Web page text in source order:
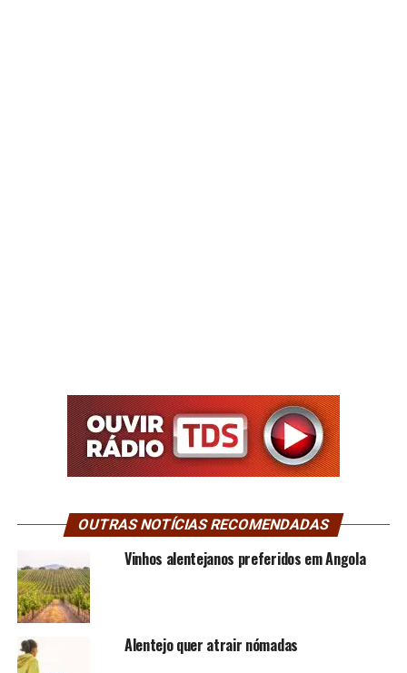
OUTRAS NOTÍCIAS RECOMENDADAS
Vinhos alentejanos preferidos em Angola
Alentejo quer atrair nómadas